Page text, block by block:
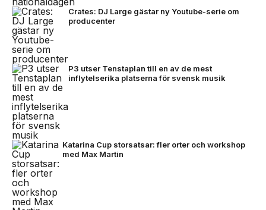
Crates: DJ Large gästar ny Youtube-serie om
producenter
P3 utser Tenstaplan till en av de mest
inflytelserika platserna för svensk musik
Katarina Cup storsatsar: fler orter och workshop
med Max Martin